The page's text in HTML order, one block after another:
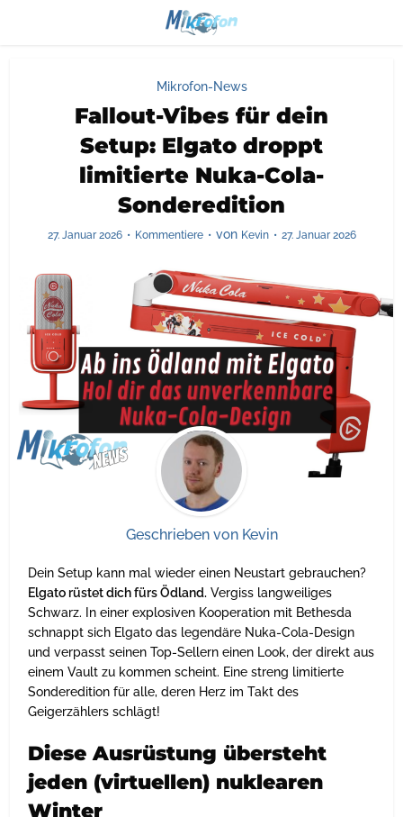
Mikrofon-News
Fallout-Vibes für dein
Setup: Elgato droppt
limitierte Nuka-Cola-
Sonderedition
27. Januar 2026 Kommentiere von Kevin 27. Januar 2026
Geschrieben von Kevin
Dein Setup kann mal wieder einen Neustart gebrauchen?
Elgato rüstet dich fürs Ödland. Vergiss langweiliges
Schwarz. In einer explosiven Kooperation mit Bethesda
schnappt sich Elgato das legendäre Nuka-Cola-Design
und verpasst seinen Top-Sellern einen Look, der direkt aus
einem Vault zu kommen scheint. Eine streng limitierte
Sonderedition für alle, deren Herz im Takt des
Geigerzählers schlägt!
Diese Ausrüstung übersteht
jeden (virtuellen) nuklearen
Winter